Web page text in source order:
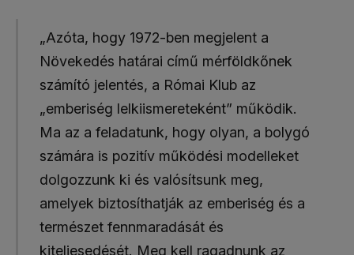
„Azóta, hogy 1972-ben megjelent a
Növekedés határai című mérföldkőnek
számító jelentés, a Római Klub az
„emberiség lelkiismereteként” működik.
Ma az a feladatunk, hogy olyan, a bolygó
számára is pozitív működési modelleket
dolgozzunk ki és valósítsunk meg,
amelyek biztosíthatják az emberiség és a
természet fennmaradását és
kiteljesedését. Meg kell ragadnunk az